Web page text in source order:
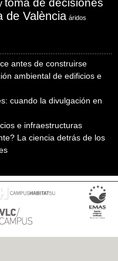
de València áridos
antes de construirse
ambiental de edificios e
cuando la divulgación en
e infraestructuras
La ciencia detrás de los